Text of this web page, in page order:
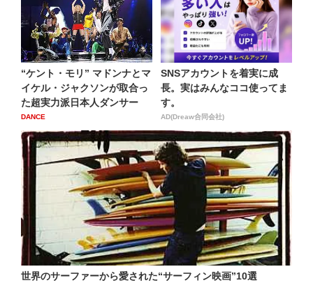
“ケント・モリ” マドンナとマ
イケル・ジャクソンが取合っ
た超実力派日本人ダンサー
DANCE
SNSアカウントを着実に成
長。実はみんなココ使ってま
す。
AD(Dreaw合同会社)
世界のサーファーから愛された“サーフィン映画”10選